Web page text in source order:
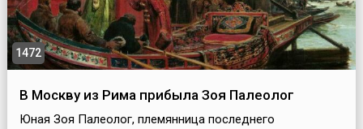
1472
В Москву из Рима прибыла Зоя Палеолог
Юная Зоя Палеолог, племянница последнего